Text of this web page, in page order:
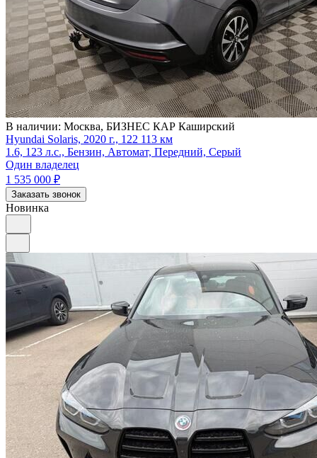
В наличии: Москва, БИЗНЕС КАР Каширский
Hyundai Solaris, 2020 г., 122 113 км
1.6, 123 л.с., Бензин, Автомат, Передний, Серый
Один владелец
1 535 000 ₽
Заказать звонок
Новинка